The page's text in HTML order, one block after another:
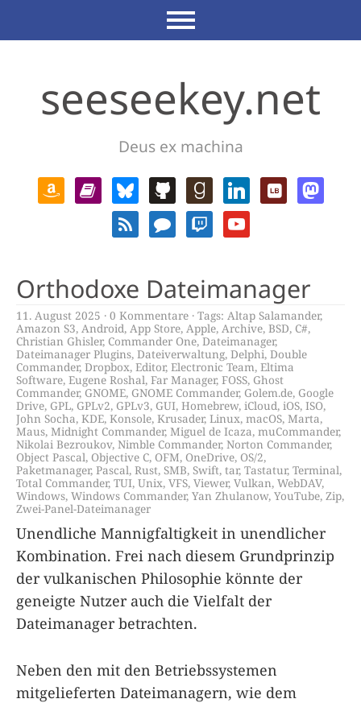
seeseekey.net
Deus ex machina
Orthodoxe Dateimanager
11. August 2025 0 Kommentare Tags: Altap Salamander,
Amazon S3, Android, App Store, Apple, Archive, BSD, C#,
Christian Ghisler, Commander One,Dateimanager,
Dateimanager Plugins, Dateiverwaltung, Delphi, Double
Commander, Dropbox, Editor, Electronic Team, Eltima
Software, Eugene Roshal, Far Manager, FOSS, Ghost
Commander, GNOME, GNOME Commander, Golem.de, Google
Drive, GPL, GPLv2, GPLv3, GUI, Homebrew, iCloud, iOS, ISO,
John Socha, KDE, Konsole, Krusader, Linux, macOS, Marta,
Maus, Midnight Commander, Miguel de Icaza, muCommander,
Nikolai Bezroukov, Nimble Commander, Norton Commander,
Object Pascal, Objective C, OFM, OneDrive, OS/2,
Paketmanager, Pascal, Rust, SMB, Swift, tar, Tastatur, Terminal,
Total Commander, TUI, Unix, VFS, Viewer, Vulkan, WebDAV,
Windows, Windows Commander, Yan Zhulanow, YouTube, Zip,
Zwei-Panel-Dateimanager
Unendliche Mannigfaltigkeit in unendlicher
Kombination. Frei nach diesem Grundprinzip
der vulkanischen Philosophie könnte der
geneigte Nutzer auch die Vielfalt der
Dateimanager betrachten.
Neben den mit den Betriebssystemen
mitgelieferten Dateimanagern, wie dem